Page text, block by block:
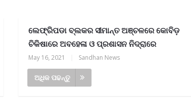
ଲେଫ୍ରିପଡା ବ୍ଲକର ସୀମାନ୍ତ ଅଞ୍ଚଳରେ କୋବିଡ଼
ଚିକିଷାରେ ଅବହେଳା ଓ ପ୍ରଶାସନ ନିଦ୍ରାରେ
May 16, 2021 Sandhan News
ଅଧିକ ପଢନ୍ତୁ